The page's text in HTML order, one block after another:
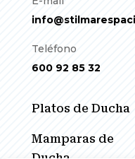
Teléfono
600 92 85 32
Platos de Ducha
Mamparas de